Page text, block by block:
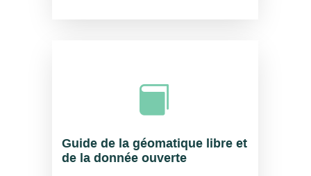

Guide de la géomatique libre et
de la donnée ouverte